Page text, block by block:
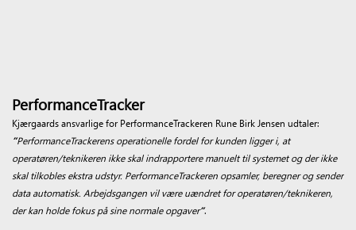
PerformanceTracker
Kjærgaards ansvarlige for PerformanceTrackeren Rune Birk Jensen udtaler:
”PerformanceTrackerens operationelle fordel for kunden ligger i, at
operatøren/teknikeren ikke skal indrapportere manuelt til systemet og der ikke
skal tilkobles ekstra udstyr. PerformanceTrackeren opsamler, beregner og sender
data automatisk. Arbejdsgangen vil være uændret for operatøren/teknikeren,
der kan holde fokus på sine normale opgaver”.